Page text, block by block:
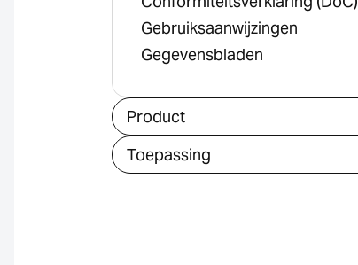
Gebruiksaanwijzingen
Gegevensbladen
Product
Toepassing